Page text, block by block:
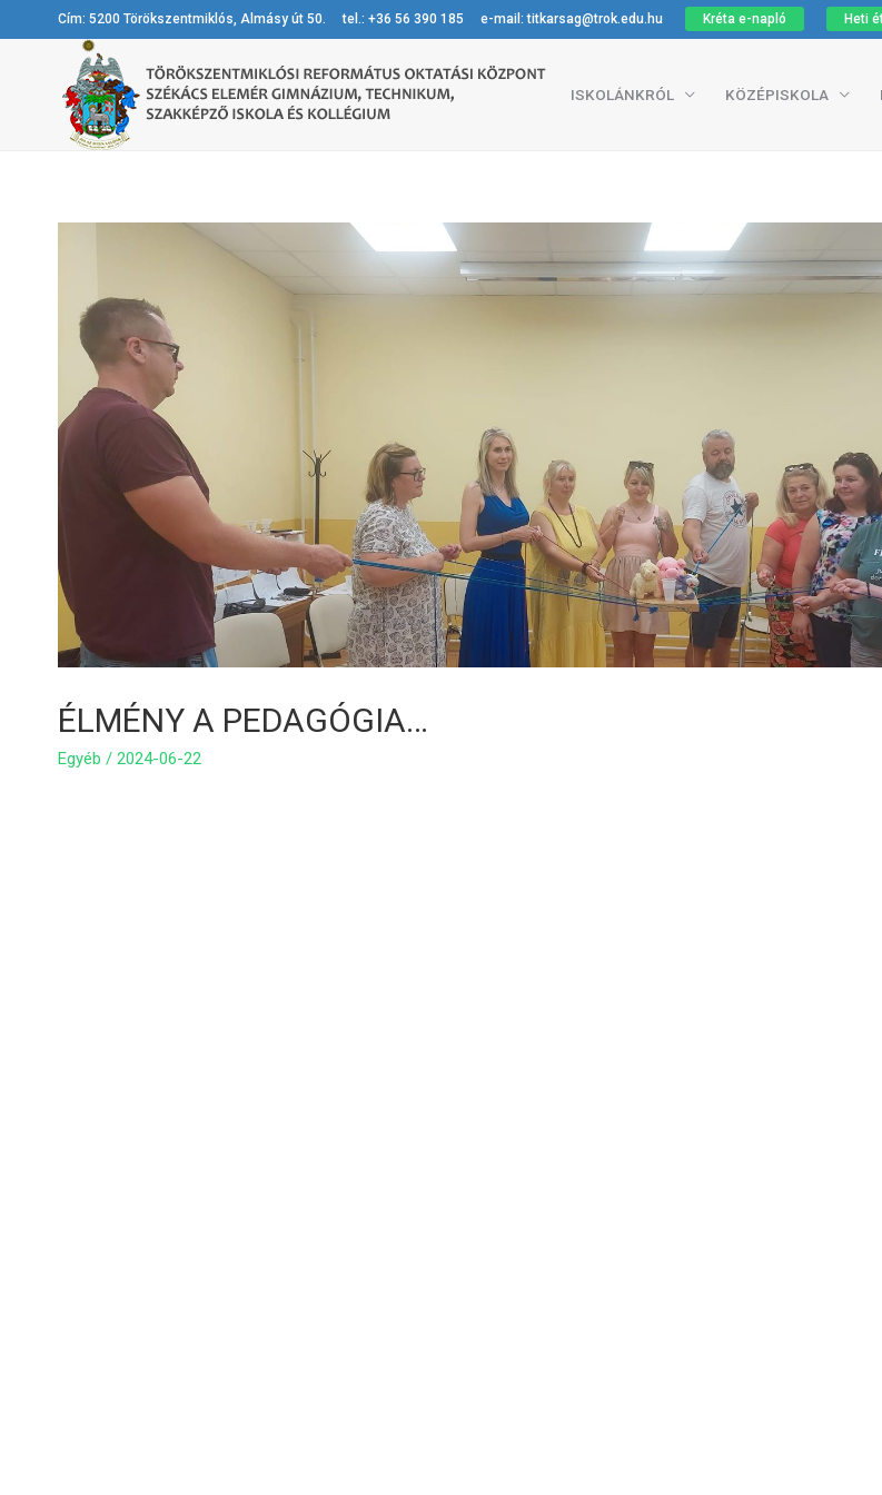
Kréta e-napló
Cím: 5200 Törökszentmiklós, Almásy út 50. tel.: +36 56 390 185 e-mail: titkarsag@trok.edu.hu Heti
ISKOLÁNKRÓL KÖZÉPISKOLA
ÉLMÉNY A PEDAGÓGIA…
Egyéb / 2024-06-22